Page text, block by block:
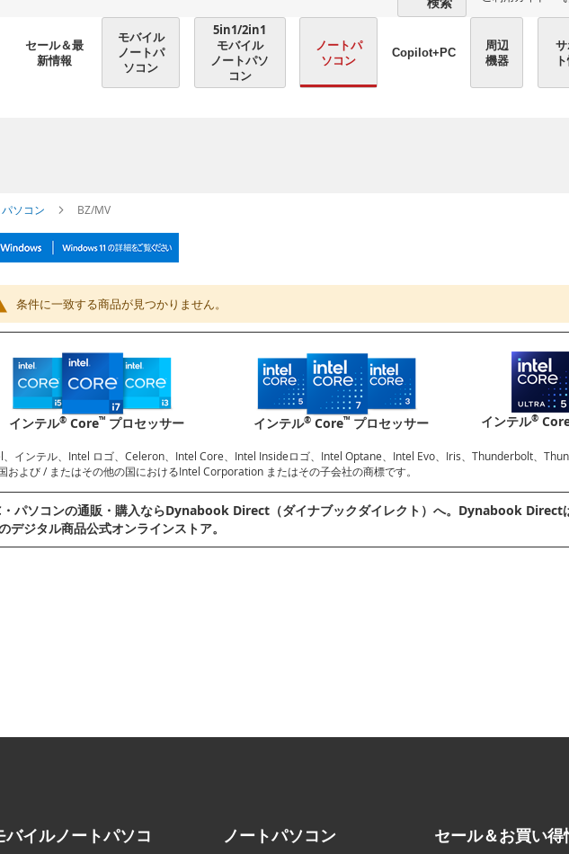
セール＆最
新情報
モバイル
ノートパ
ソコン
5in1/2in1
モバイル
ノートパソ
コン
ノートパ
ソコン
Copilot+PC
周辺
機器
パソコン BZ/MV
条件に一致する商品が見つかりません。
インテル®Core™プロセッサー インテル® Core™ プロセッサー インテル®
、インテル、Intel ロゴ、Celeron、Intel Core、Intel Insideロゴ、Intel Optane、Intel Evo、Iris、Thunderbolt、
および / またはその他の国におけるIntel Corporation またはその子会社の商標です。
・パソコンの通販・購⼊ならDynabook Direct（ダイナブックダイレクト）へ。Dynabook
デジタル商品公式オンラインストア。
バイルノートパソコ
ノートパソコン
セール＆お買い得